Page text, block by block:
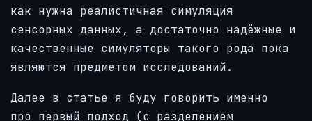
как нужна реалистичная симуляция
сенсорных данных, а достаточно надёжные и
качественные симуляторы такого рода пока
являются предметом исследований.
Далее в статье я буду говорить именно
про первый подход (с разделением